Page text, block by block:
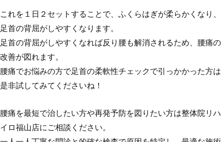
これを１日２セットすることで、ふくらはぎが柔らかくなり、
足首の背屈がしやすくなります。
足首の背屈がしやすくなれば反り腰も解消されるため、腰痛の
改善が図れます。
腰痛でお悩みの方で足首の柔軟性チェックで引っかかった方は
是非試してみてくださいね！
腰痛を最短で治したい方や再発予防を図りたい方は整体院リハ
イロ福山店にご相談ください。